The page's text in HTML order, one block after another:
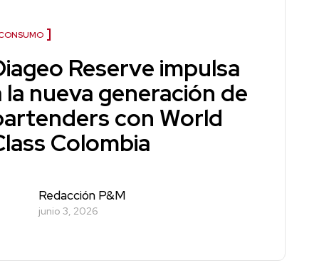
Reserve impulsa
la nueva generación de
con World
Colombia
Redacción P&M
junio 3, 2026